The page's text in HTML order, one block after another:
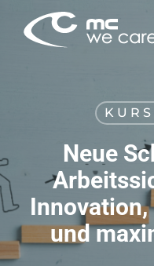
Neue
und